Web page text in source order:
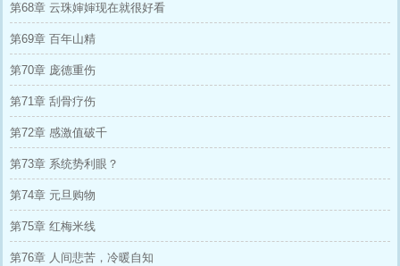
第68章 云珠婶婶现在就很好看
第69章 百年山精
第70章 庞德重伤
第71章 刮骨疗伤
第72章 感激值破千
第73章 系统势利眼？
第74章 元旦购物
第75章 红梅米线
第76章 人间悲苦，冷暖自知